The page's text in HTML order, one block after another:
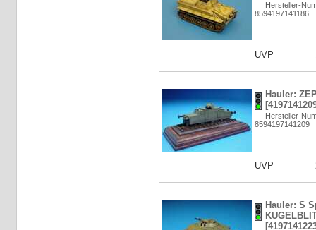
Hersteller-
8594197141186
UVP
Hauler:
Hersteller-
8594197141209
UVP
Hauler: S